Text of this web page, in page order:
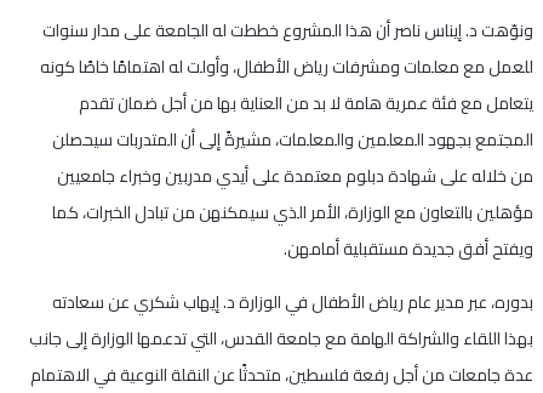
ونوّهت د. إيناس ناصر أن هذا المشروع خططت له الجامعة على مدار سنوات
للعمل مع معلمات ومشرفات رياض الأطفال، وأولت له اهتمامًا خاصًا كونه
يتعامل مع فئة عمرية هامة لا بد من العناية بها من أجل ضمان تقدم
المجتمع بجهود المعلمين والمعلمات، مشيرةً إلى أن المتدربات سيحصلن
من خلاله على شهادة دبلوم معتمدة على أيدي مدربين وخبراء جامعيين
مؤهلين بالتعاون مع الوزارة، الأمر الذي سيمكنهن من تبادل الخبرات، كما
ويفتح أفق جديدة مستقبلية أمامهن.
بدوره، عبر مدير عام رياض الأطفال في الوزارة د. إيهاب شكري عن سعادته
بهذا اللقاء والشراكة الهامة مع جامعة القدس، التي تدعمها الوزارة إلى جانب
عدة جامعات من أجل رفعة فلسطين، متحدثًا عن النقلة النوعية في الاهتمام